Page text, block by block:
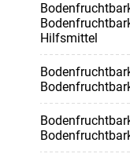
Hilfsmittel